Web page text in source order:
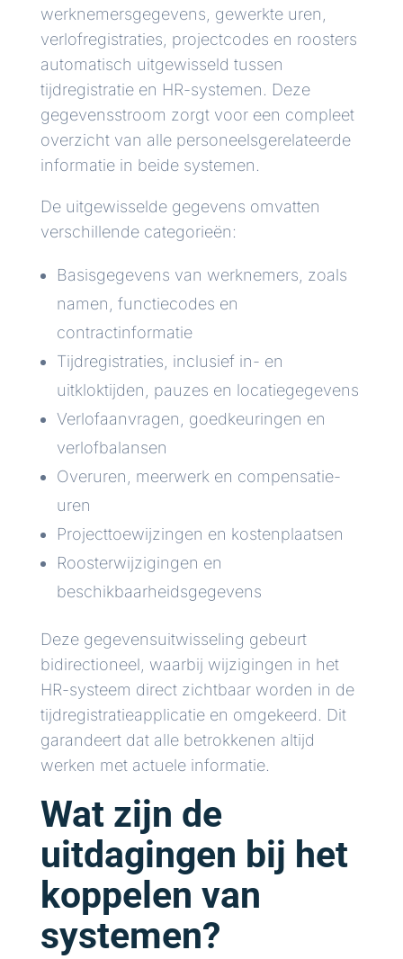
werknemersgegevens, gewerkte uren,
verlofregistraties, projectcodes en roosters
automatisch uitgewisseld tussen
tijdregistratie en HR-systemen. Deze
gegevensstroom zorgt voor een compleet
overzicht van alle personeelsgerelateerde
informatie in beide systemen.
De uitgewisselde gegevens omvatten
verschillende categorieën:
Basisgegevens van werknemers, zoals
namen, functiecodes en
contractinformatie
Tijdregistraties, inclusief in- en
uitkloktijden, pauzes en locatiegegevens
Verlofaanvragen, goedkeuringen en
verlofbalansen
Overuren, meerwerk en compensatie-
uren
Projecttoewijzingen en kostenplaatsen
Roosterwijzigingen en
beschikbaarheidsgegevens
Deze gegevensuitwisseling gebeurt
bidirectioneel, waarbij wijzigingen in het
HR-systeem direct zichtbaar worden in de
tijdregistratieapplicatie en omgekeerd. Dit
garandeert dat alle betrokkenen altijd
werken met actuele informatie.
Wat zijn de
uitdagingen bij het
koppelen van
systemen?